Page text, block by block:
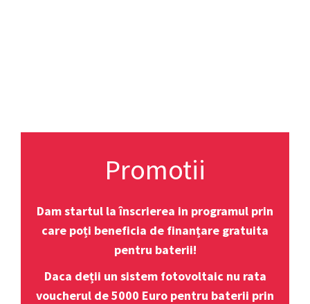
Promotii
Dam startul la înscrierea in programul prin
care poți beneficia de finanțare gratuita
pentru baterii!
Daca deții un sistem fotovoltaic nu rata
voucherul de 5000 Euro pentru baterii prin